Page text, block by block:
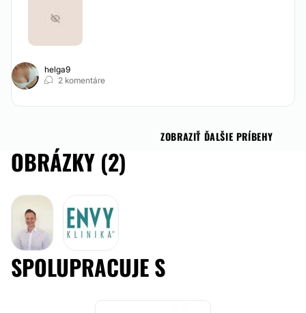
helga9
2 komentáre
ZOBRAZIŤ ĎALŠIE PRÍBEHY
OBRÁZKY (2)
SPOLUPRACUJE S